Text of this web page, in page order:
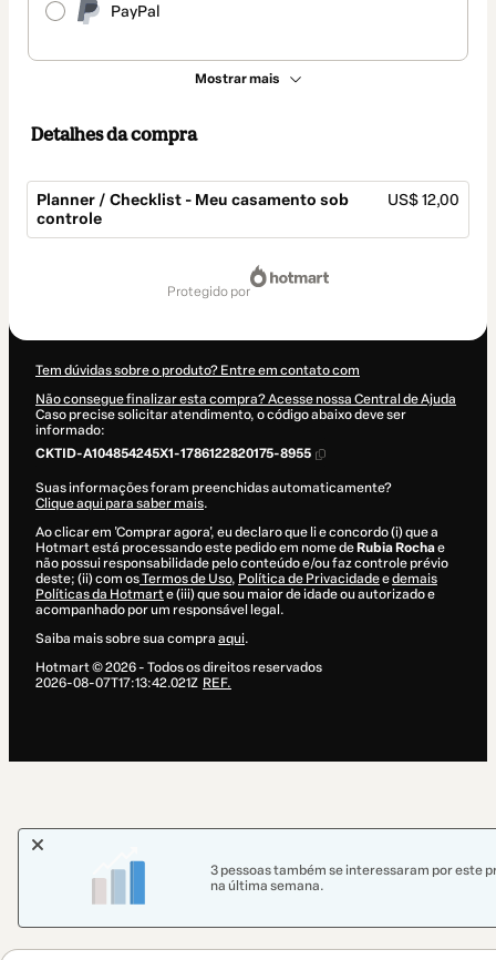
PayPal
Mostrar mais
Detalhes da compra
Planner / Checklist - Meu casamento sob
controle
US$ 12,00
protegido por
Tem dúvidas sobre o produto? Entre em contato com
Não consegue finalizar esta compra? Acesse nossa Central de Ajuda
Caso precise solicitar atendimento, o código abaixo deve ser
informado:
CKTID-A104854245X1-1786122820175-8955
Suas informações foram preenchidas automaticamente?
Clique aqui para saber mais.
Ao clicar em 'Comprar agora', eu declaro que li e concordo (i) que a
Hotmart está processando este pedido em nome de Rubia Rochae
não possui responsabilidade pelo conteúdo e/ou faz controle prévio
deste; (ii) com osTermos de Uso, Política de Privacidadeedemais
Políticas da Hotmarte (iii) que sou maior de idade ou autorizado e
acompanhado por um responsável legal.
Saiba mais sobre sua compra aqui.
Hotmart ©2026- Todos os direitos reservados
2026-08-07T17:13:42.021Z REF.
3 pessoas também se interessaram por este
na última semana.